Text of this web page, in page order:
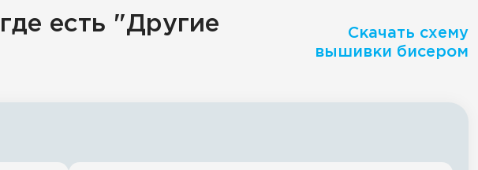
есть "Другие
Скачать схему
вышивки бисером